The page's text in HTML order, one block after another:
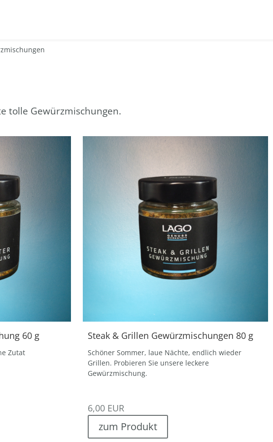
tolle Gewürzmischungen.
60 g
Zutat
Steak & Grillen Gewürzmischungen 80 g
Schöner Sommer, laue Nächte, endlich wieder
Grillen. Probieren Sie unsere leckere
Gewürzmischung.
6,00 EUR
zum Produkt